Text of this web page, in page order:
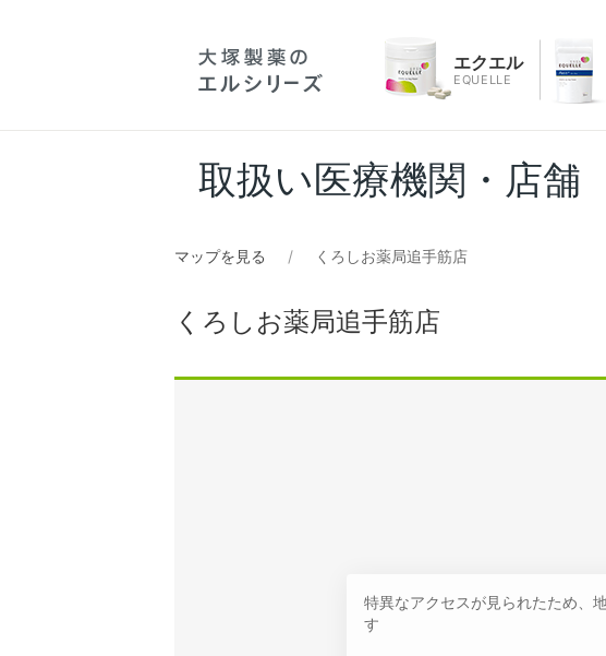
エクエル
EQUELLE
取扱い医療機関・店舗
マップを見る くろしお薬局追手筋店
くろしお薬局追手筋店
特異なアクセスが見られたため、
す